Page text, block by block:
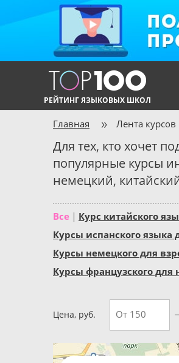
РЕЙТИНГ ЯЗЫКОВЫХ ШКОЛ
Главная Лента курсов
Для тех, кто хочет
популярные курсы
немецкий,
Все Курс китайского
Курсы испанского
Курсы немецкого для
Курсы французского
Цена, руб.